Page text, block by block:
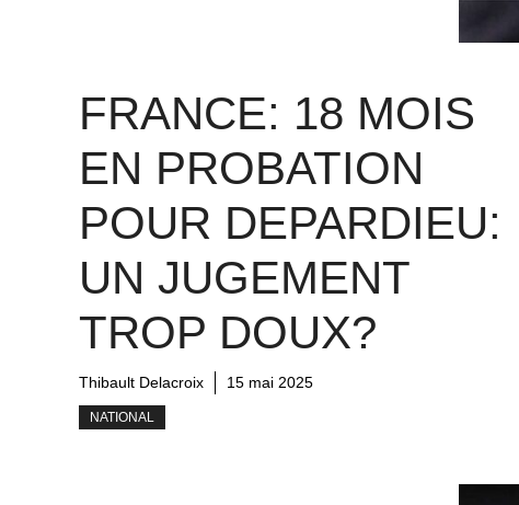
FRANCE: 18 MOIS
EN PROBATION
POUR DEPARDIEU:
UN JUGEMENT
TROP DOUX?
Thibault Delacroix 15 mai 2025
NATIONAL